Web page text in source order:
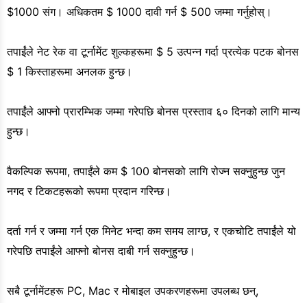
$1000 संग। अधिकतम $ 1000 दावी गर्न $ 500 जम्मा गर्नुहोस्।
तपाईंले नेट रेक वा टूर्नामेंट शुल्कहरूमा $ 5 उत्पन्न गर्दा प्रत्येक पटक बोनस
$ 1 किस्ताहरूमा अनलक हुन्छ।
तपाईंले आफ्नो प्रारम्भिक जम्मा गरेपछि बोनस प्रस्ताव ६० दिनको लागि मान्य
हुन्छ।
वैकल्पिक रूपमा, तपाईंले कम $ 100 बोनसको लागि रोज्न सक्नुहुन्छ जुन
नगद र टिकटहरूको रूपमा प्रदान गरिन्छ।
दर्ता गर्न र जम्मा गर्न एक मिनेट भन्दा कम समय लाग्छ, र एकचोटि तपाईंले यो
गरेपछि तपाईंले आफ्नो बोनस दाबी गर्न सक्नुहुन्छ।
सबै टूर्नामेंटहरू PC, Mac र मोबाइल उपकरणहरूमा उपलब्ध छन्,